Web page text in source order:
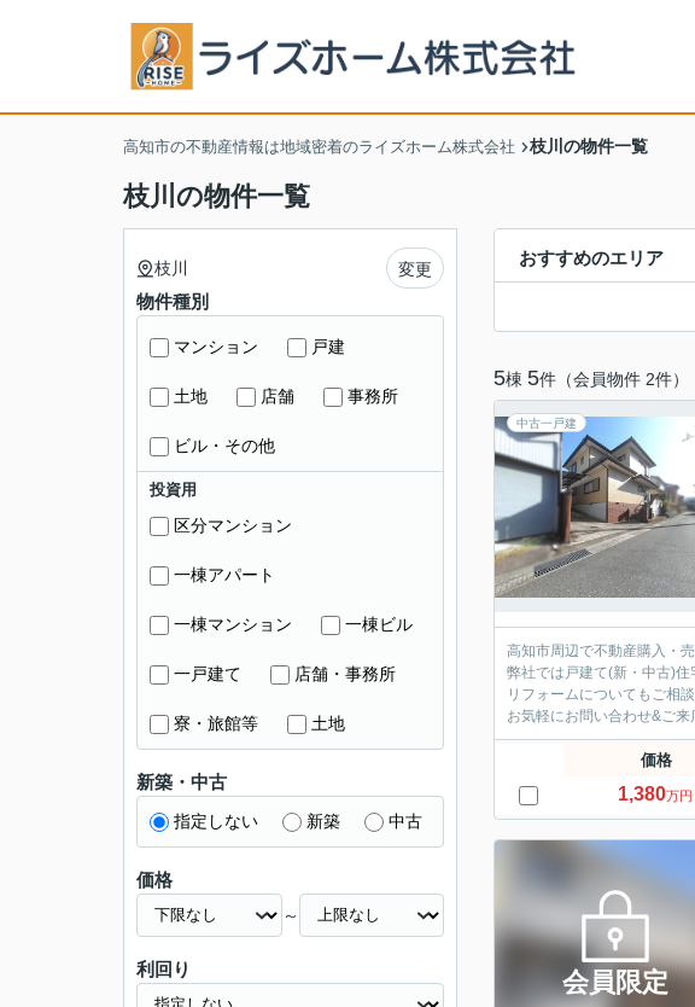
高知市の不動産情報は地域密着のライズホーム株式会社 枝川の物件一覧
枝川の物件一覧
おすすめのエリア
5棟 5件（会員物件 2件）
中古一戸建
高知市周辺で不動産購入・
弊社では戸建て(新・中古)住
リフォームについてもご相
お気軽にお問い合わせ&ご
価格
1,380万円
会員限定
枝川 変更
物件種別
マンション 戸建
土地 店舗 事務所
ビル・その他
投資用
区分マンション
一棟アパート
一棟マンション 一棟ビル
一戸建て 店舗・事務所
寮・旅館等 土地
新築・中古
指定しない 新築 中古
価格
～
利回り